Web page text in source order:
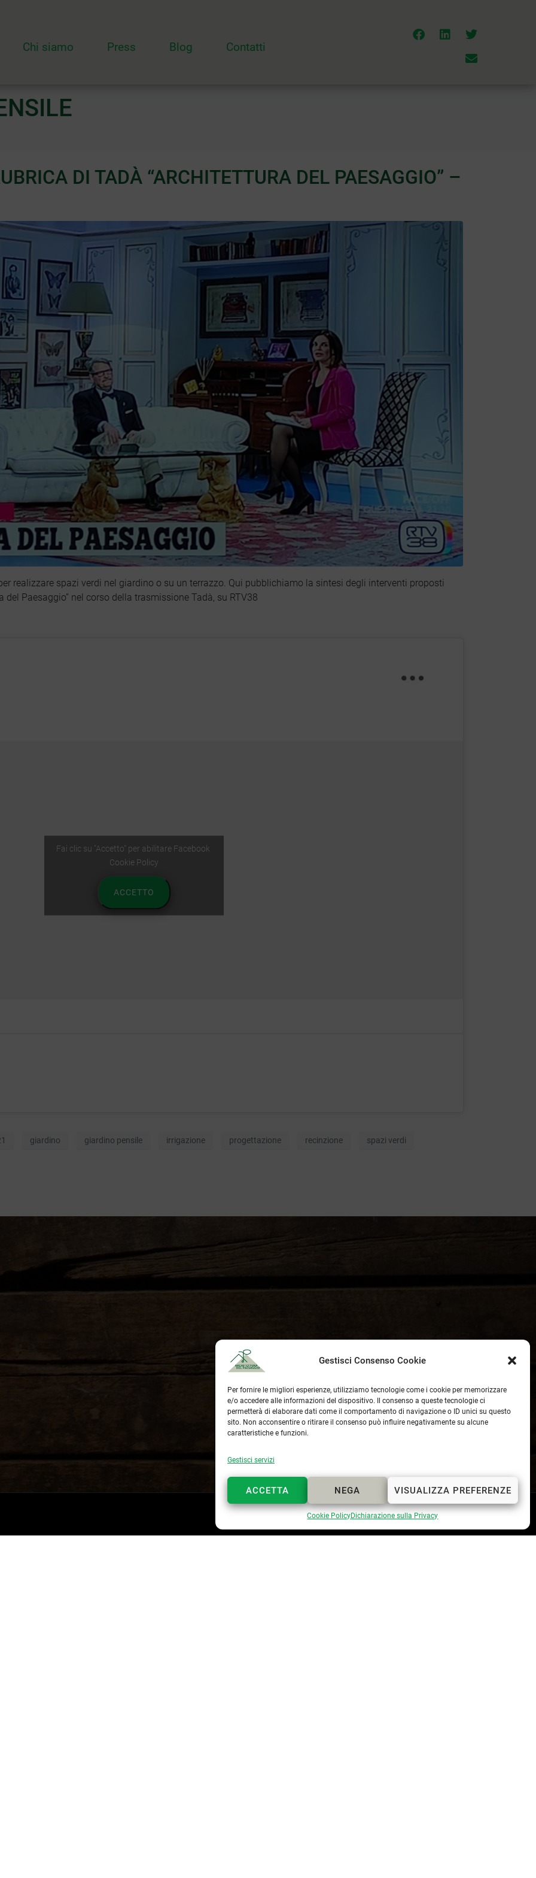
Gestisci Consenso Cookie
Per fornire le migliori esperienze, utilizziamo tecnologie come i cookie per memorizzare
e/o accedere alle informazioni del dispositivo. Il consenso a queste tecnologie ci
permetterà di elaborare dati come il comportamento di navigazione o ID unici su questo
sito. Non acconsentire o ritirare il consenso può influire negativamente su alcune
caratteristiche e funzioni.
Gestisci servizi
ACCETTA NEGA VISUALIZZA PREFERENZE
Cookie PolicyDichiarazione sulla Privacy
Chi siamo Press Blog Contatti
DI TADÀ “ARCHITETTURA DEL PAESAGGIO” –
realizzare spazi verdi nel giardino o su un terrazzo. Qui pubblichiamo la sintesi degli interventi proposti
Paesaggio” nel corso della trasmissione Tadà, su RTV38
Fai clic su "Accetto" per abilitare Facebook
Cookie Policy
ACCETTO
giardino giardino pensile irrigazione progettazione recinzione spazi verdi
WebmasterLapo Cerchiai